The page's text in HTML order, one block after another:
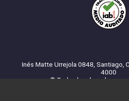
Inés Matte Urrejola 0848, Santiago,
4000
© Todos los derechos